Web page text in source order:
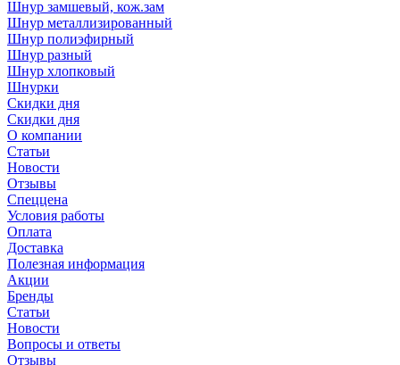
Шнур замшевый, кож.зам
Шнур металлизированный
Шнур полиэфирный
Шнур разный
Шнур хлопковый
Шнурки
Скидки дня
Скидки дня
О компании
Статьи
Новости
Отзывы
Спеццена
Условия работы
Оплата
Доставка
Полезная информация
Акции
Бренды
Статьи
Новости
Вопросы и ответы
Отзывы